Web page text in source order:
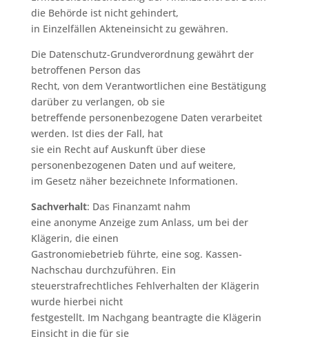
die Behörde ist nicht gehindert,
in Einzelfällen Akteneinsicht zu gewähren.
Die Datenschutz-Grundverordnung gewährt der
betroffenen Person das
Recht, von dem Verantwortlichen eine Bestätigung
darüber zu verlangen, ob sie
betreffende personenbezogene Daten verarbeitet
werden. Ist dies der Fall, hat
sie ein Recht auf Auskunft über diese
personenbezogenen Daten und auf weitere,
im Gesetz näher bezeichnete Informationen.
Sachverhalt: Das Finanzamt nahm
eine anonyme Anzeige zum Anlass, um bei der
Klägerin, die einen
Gastronomiebetrieb führte, eine sog. Kassen-
Nachschau durchzuführen. Ein
steuerstrafrechtliches Fehlverhalten der Klägerin
wurde hierbei nicht
festgestellt. Im Nachgang beantragte die Klägerin
Einsicht in die für sie